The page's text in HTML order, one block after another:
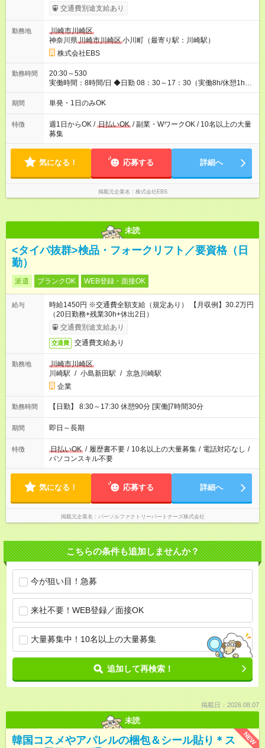
スタートダッシュに 入社祝金最大200，000円を支給！ 研修手
当(法定研修20時間)：時給1225円×20時間＝24，500円を支給！
共交通機関を利用の履歴を提出で、交通費全額支給！ 自動車通
勤・バイク通勤もOK ◆日当保証 たとえ仕事が1時間で終わって
も 日当は全額お支払いします！ 業者さんと協力し合って、早く
仕事を終えるほど、お得……！ ◆その他 資格応援手当・隊長手
当等 アルバイトから社員雇用までのキャリアアップを楽しめ
るスキームをご用意しております☆ 【試用期間】試用期間なし
交通費別途支給あり
勤務地
川崎市川崎区
神奈川県川崎市川崎区小川町（最寄り駅：川崎駅）
株式会社EBS
勤務時間
20:30～530
実働時間：8時間/日 ◆日勤 08：30～17：30（実働8h/休憩1h）
◆夜勤 20：30～翌05：30（実働8h/休憩1h） ※勤務地により勤
務時間は多少変動あり ◆希望のシフトで働ける！ 希望の勤務日
夜勤・深夜・早朝のお仕事もございます
期間 単発・1日のみOK
特徴 週1日からOK / 日払いOK / 副業・WワークOK / 10名以上の大量
募集
気になる！ 応募する 詳細へ
掲載元企業名 株式会社EBS
未読
<タイパ抜群>検品・フォークリフト／要資格（日
勤）
派遣 ブランクOK WEB登録・面接OK
給与
時給1450円 ※交通費全額支給（規定あり） 【月収例】30.2万円
（20日勤務+残業30h+休出2日）
交通費別途支給あり
交通費 交通費支給あり
勤務地
川崎市川崎区
川崎駅 / 小島新田駅 / 京急川崎駅
企業
勤務時間 【日勤】 8:30～17:30 休憩90分 [実働]7時間30分
期間 即日～長期
特徴 日払いOK / 履歴書不要 / 10名以上の大量募集 / 電話対応なし /
パソコンスキル不要
気になる！ 応募する 詳細へ
掲載元企業名 パーソルファクトリーパートナーズ株式会社
こちらの条件も追加しませんか？
今が狙い目！急募
来社不要！WEB登録／面接OK
大量募集中！10名以上の大量募集
追加して再検索！
掲載日：2026.08.07
未読
NEW
韓国コスメやアパレルの梱包＆シール貼り＊ス